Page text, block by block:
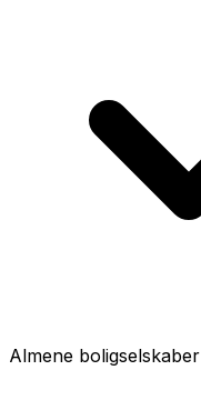
Almene boligselskaber